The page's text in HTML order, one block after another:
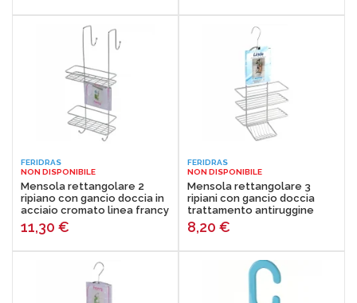
FERIDRAS
NON DISPONIBILE
Mensola rettangolare 2
ripiano con gancio doccia in
acciaio cromato linea francy
Feridras 160025-b
11,30 €
FERIDRAS
NON DISPONIBILE
Mensola rettangolare 3
ripiani con gancio doccia
trattamento antiruggine
linea linda Feridras 160008-b
8,20 €